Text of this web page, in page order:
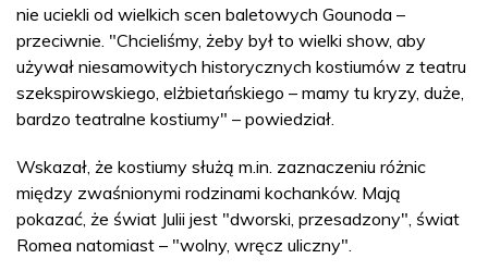
nie uciekli od wielkich scen baletowych Gounoda –
przeciwnie. "Chcieliśmy, żeby był to wielki show, aby
używał niesamowitych historycznych kostiumów z teatru
szekspirowskiego, elżbietańskiego – mamy tu kryzy, duże,
bardzo teatralne kostiumy" – powiedział.
Wskazał, że kostiumy służą m.in. zaznaczeniu różnic
między zwaśnionymi rodzinami kochanków. Mają
pokazać, że świat Julii jest "dworski, przesadzony", świat
Romea natomiast – "wolny, wręcz uliczny".